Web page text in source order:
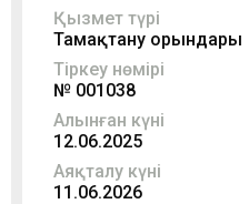
Қызмет түрі
Тамақтану орындары
Тіркеу нөмірі
№ 001038
Алынған күні
12.06.2025
Аяқталу күні
11.06.2026